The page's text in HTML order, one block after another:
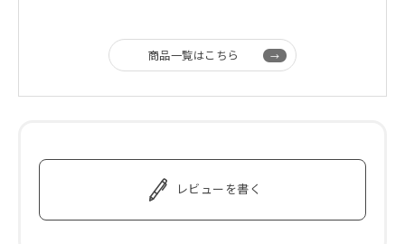
商品一覧はこちら
レビューを書く